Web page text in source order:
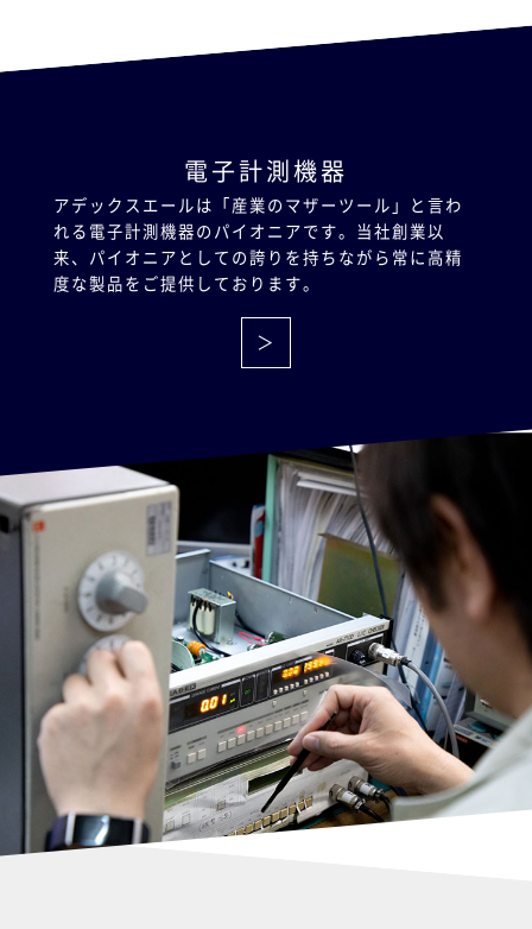
電子計測機器
アデックスエールは「産業のマザーツール」と言わ
れる電子計測機器のパイオニアです。当社創業以
来、パイオニアとしての誇りを持ちながら常に高精
度な製品をご提供しております。
＞